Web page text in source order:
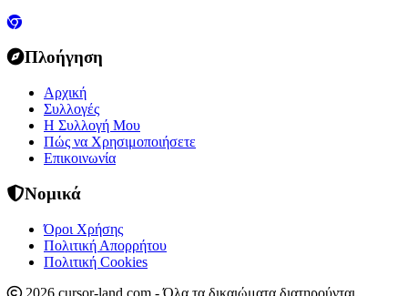
Πλοήγηση
Αρχική
Συλλογές
Η Συλλογή Μου
Πώς να Χρησιμοποιήσετε
Επικοινωνία
Νομικά
Όροι Χρήσης
Πολιτική Απορρήτου
Πολιτική Cookies
2026 cursor-land.com - Όλα τα δικαιώματα διατηρούνται.